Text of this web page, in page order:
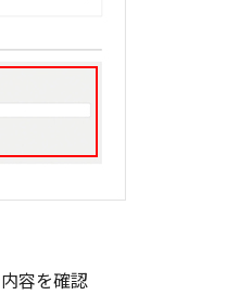
容を確認